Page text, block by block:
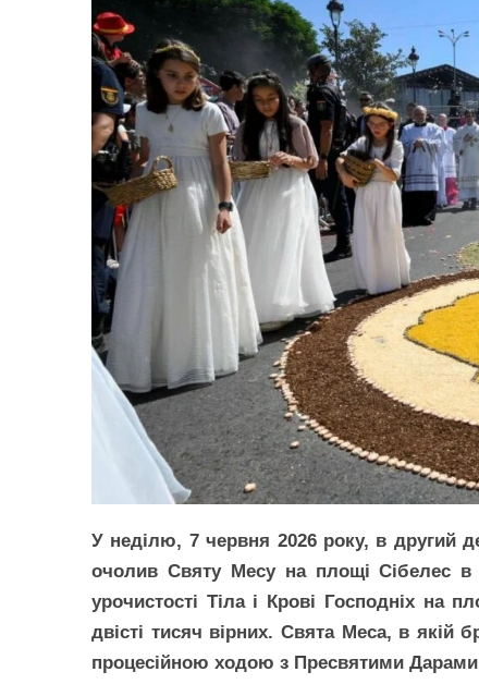
У неділю, 7 червня 2026 року, в другий
очолив Святу Месу на площі Сібелес в
урочистості Тіла і Крові Господніх на
двісті тисяч вірних. Свята Меса, в якій
процесійною ходою з Пресвятими